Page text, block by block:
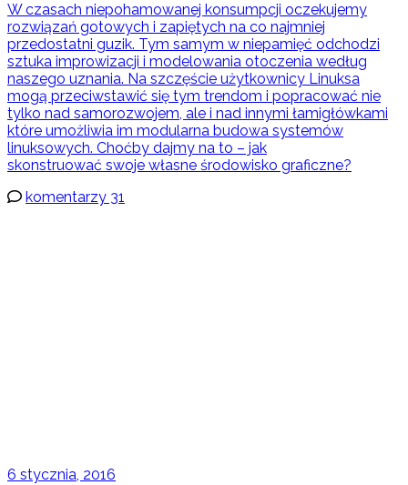
W czasach niepohamowanej konsumpcji oczekujemy
rozwiązań gotowych i zapiętych na co najmniej
przedostatni guzik. Tym samym w niepamięć odchodzi
sztuka improwizacji i modelowania otoczenia według
naszego uznania. Na szczęście użytkownicy Linuksa
mogą przeciwstawić się tym trendom i popracować nie
tylko nad samorozwojem, ale i nad innymi łamigłówkami
które umożliwia im modularna budowa systemów
linuksowych. Choćby dajmy na to – jak
skonstruować swoje własne środowisko graficzne?
komentarzy 31
6 stycznia, 2016